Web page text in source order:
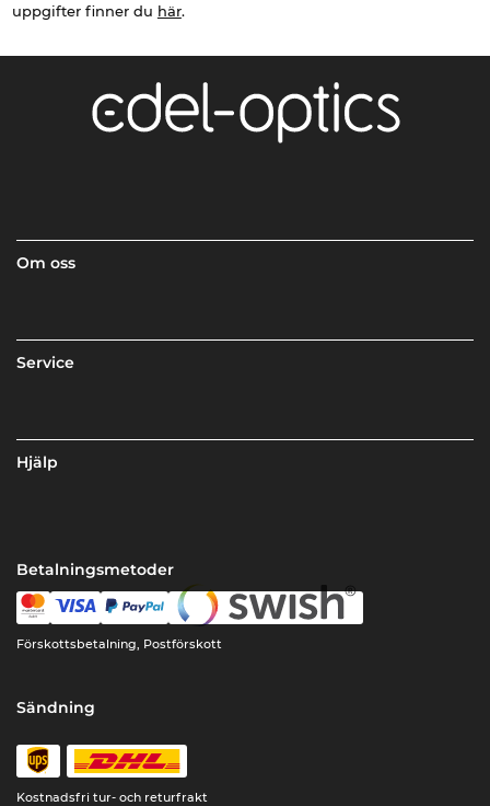
uppgifter finner du här.
Om oss
Service
Hjälp
Betalningsmetoder
Förskottsbetalning, Postförskott
Sändning
Kostnadsfri tur- och returfrakt